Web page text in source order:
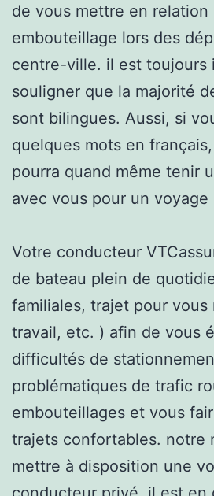
de vous mettre en relation
embouteillage lors des
centre-ville. il est toujours
souligner que la majorité
sont bilingues. Aussi, si
quelques mots en
pourra quand même tenir
avec vous pour un voyage
Votre conducteur
de bateau plein de
familiales, trajet pour vous
travail, etc. ) afin de vous
difficultés de
problématiques de trafic
embouteillages et vous
trajets confortables. notre
mettre à disposition une